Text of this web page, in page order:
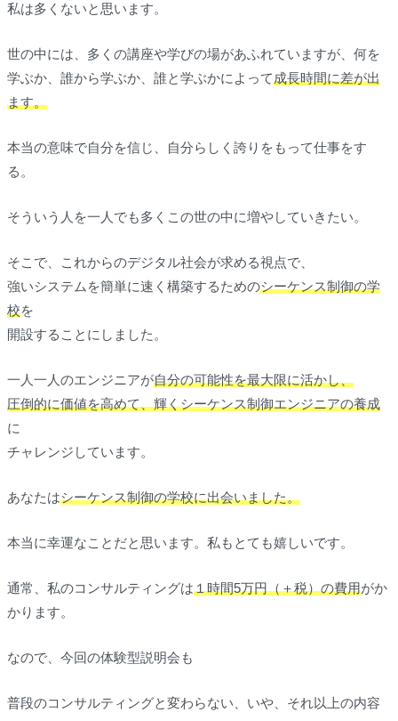
私は多くないと思います。
世の中には、多くの講座や学びの場があふれていますが、何を
学ぶか、誰から学ぶか、誰と学ぶかによって成長時間に差が出
ます。
本当の意味で自分を信じ、自分らしく誇りをもって仕事をす
る。
そういう人を一人でも多くこの世の中に増やしていきたい。
そこで、これからのデジタル社会が求める視点で、
強いシステムを簡単に速く構築するためのシーケンス制御の学
校を
開設することにしました。
一人一人のエンジニアが自分の可能性を最大限に活かし、
圧倒的に価値を高めて、輝くシーケンス制御エンジニアの養成
に
チャレンジしています。
あなたはシーケンス制御の学校に出会いました。
本当に幸運なことだと思います。私もとても嬉しいです。
通常、私のコンサルティングは１時間5万円（＋税）の費用がか
かります。
なので、今回の体験型説明会も
普段のコンサルティングと変わらない、いや、それ以上の内容